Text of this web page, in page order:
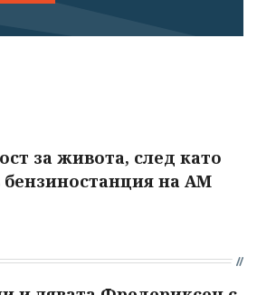
за живота, след като
бензиностанция на АМ